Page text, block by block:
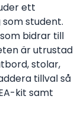
ett
student.
bidrar till
är utrustad
stolar,
tillval så
kit samt